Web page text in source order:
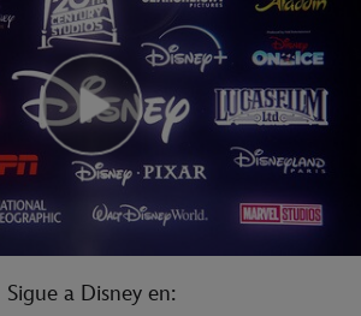
Sigue a Disney en: